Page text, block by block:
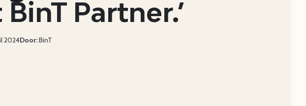
Partner.’
2024Door:BinT